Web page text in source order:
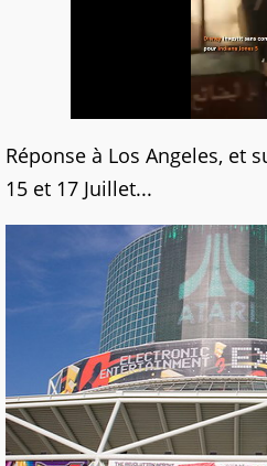
Réponse à Los Angeles, et
15 et 17 Juillet...